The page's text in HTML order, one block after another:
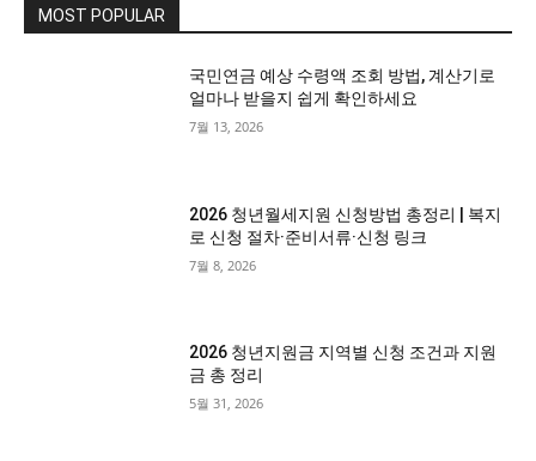
MOST POPULAR
국민연금 예상 수령액 조회 방법, 계산기로
얼마나 받을지 쉽게 확인하세요
7월 13, 2026
2026 청년월세지원 신청방법 총정리 | 복지
로 신청 절차·준비서류·신청 링크
7월 8, 2026
2026 청년지원금 지역별 신청 조건과 지원
금 총 정리
5월 31, 2026